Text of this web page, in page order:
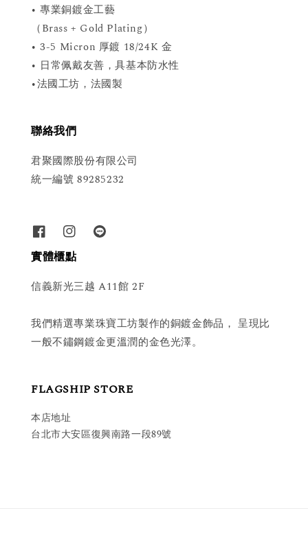
• 專業銅鍍金工藝
（Brass + Gold Plating）
• 3-5 Micron 厚鍍 18/24K 金
• 日常佩戴友善，具基本防水性
•法國工坊，法國製
聯絡我們
君聚國際股份有限公司
統一編號 89285232
實體櫃點
信義新光三越 A11館 2F
我們精選專業珠寶工坊製作的銅鍍金飾品， 呈現比
一般不鏽鋼鍍金更溫潤的金色光澤。
FLAGSHIP STORE
本店地址
台北市大安區復興南路一段89號